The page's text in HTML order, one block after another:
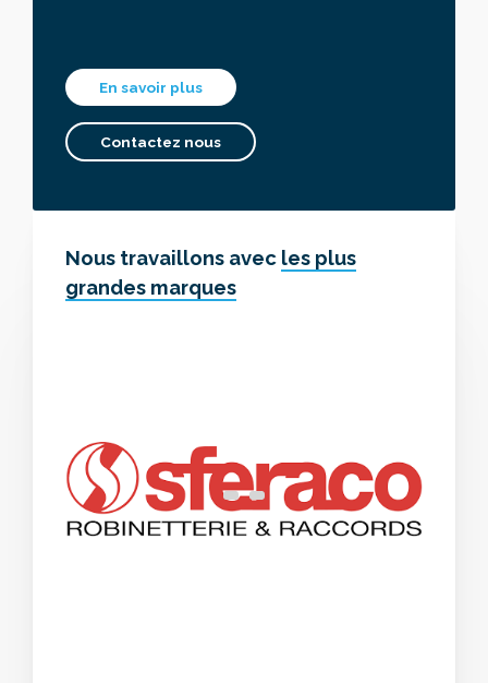
En savoir plus
Contactez nous
Nous travaillons avec les plus
grandes marques